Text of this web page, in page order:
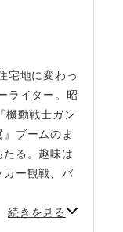
宅地に変わっ
ライター。昭
機動戦士ガン
ブームのま
る。趣味は
カー観戦、バ
続きを見る